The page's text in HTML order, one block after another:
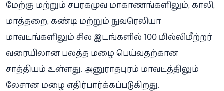
மேற்கு மற்றும் சபரகமுவ மாகாணங்களிலும், காலி,
மாத்தறை, கண்டி மற்றும் நுவரெலியா
மாவட்டங்களிலும் சில இடங்களில் 100 மில்லிமீற்றர்
வரையிலான பலத்த மழை பெய்வதற்கான
சாத்தியம் உள்ளது. அனுராதபுரம் மாவட்டத்திலும்
லேசான மழை எதிர்பார்க்கப்படுகிறது.